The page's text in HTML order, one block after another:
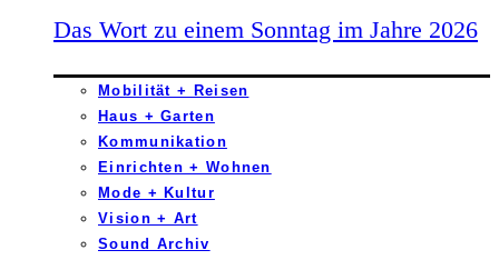
Das Wort zu einem Sonntag im Jahre 2026
Mobilität + Reisen
Haus + Garten
Kommunikation
Einrichten + Wohnen
Mode + Kultur
Vision + Art
Sound Archiv